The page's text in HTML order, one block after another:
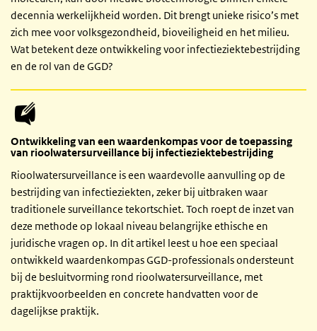
decennia werkelijkheid worden. Dit brengt unieke risico’s met
zich mee voor volksgezondheid, bioveiligheid en het milieu.
Wat betekent deze ontwikkeling voor infectieziektebestrijding
en de rol van de GGD?
Ontwikkeling van een waardenkompas voor de toepassing
van rioolwatersurveillance bij infectieziektebestrijding
Rioolwatersurveillance is een waardevolle aanvulling op de
bestrijding van infectieziekten, zeker bij uitbraken waar
traditionele surveillance tekortschiet. Toch roept de inzet van
deze methode op lokaal niveau belangrijke ethische en
juridische vragen op. In dit artikel leest u hoe een speciaal
ontwikkeld waardenkompas GGD-professionals ondersteunt
bij de besluitvorming rond rioolwatersurveillance, met
praktijkvoorbeelden en concrete handvatten voor de
dagelijkse praktijk.